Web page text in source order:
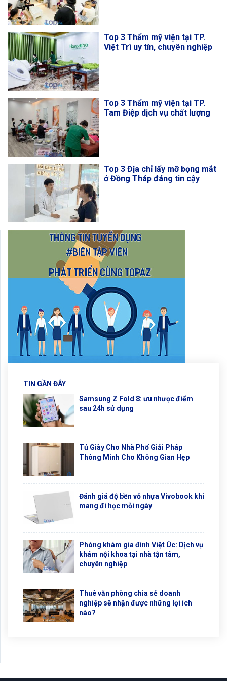
Top 3 Thẩm mỹ viện tại TP.
Việt Trì uy tín, chuyên nghiệp
Top 3 Thẩm mỹ viện tại TP.
Tam Điệp dịch vụ chất lượng
Top 3 Địa chỉ lấy mỡ bọng mắt
ở Đồng Tháp đáng tin cậy
TIN GẦN ĐÂY
Samsung Z Fold 8: ưu nhược điểm
sau 24h sử dụng
Tủ Giày Cho Nhà Phố Giải Pháp
Thông Minh Cho Không Gian Hẹp
Đánh giá độ bền vỏ nhựa Vivobook khi
mang đi học mỗi ngày
Phòng khám gia đình Việt Úc: Dịch vụ
khám nội khoa tại nhà tận tâm,
chuyên nghiệp
Thuê văn phòng chia sẻ doanh
nghiệp sẽ nhận được những lợi ích
nào?